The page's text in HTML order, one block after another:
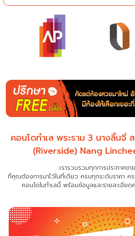
คอนโดทำเล พระราม 3 นางลิ้นจี่
(Riverside) Nang
เรารวบรวมทุกการประกาศขา
ที่คุณต้องการมาไว้ในที่เดียว ครบทุกระดับราคา
คอนโดในทำเลนี้ พร้อมข้อมูลและรายละเอีย